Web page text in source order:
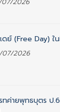
ดย์ (Free Day) ใ
07/2026
ทค่ายพุทธบุตร ป